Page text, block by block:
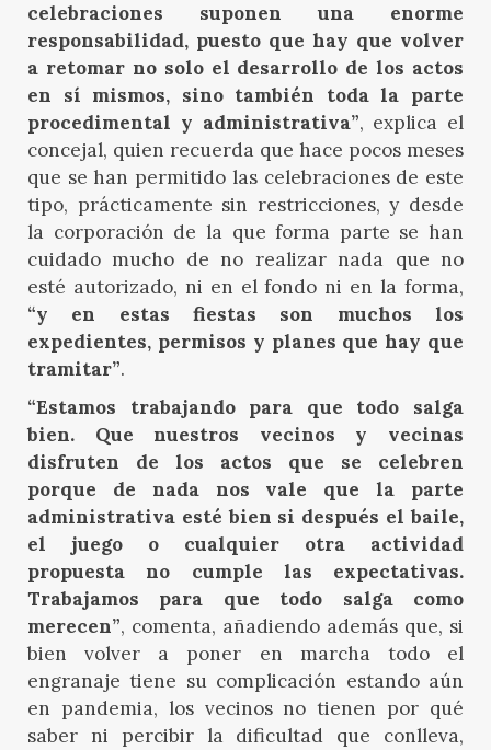
celebraciones suponen una enorme
responsabilidad, puesto que hay que volver
a retomar no solo el desarrollo de los actos
en sí mismos, sino también toda la parte
procedimental y administrativa”, explica el
concejal, quien recuerda que hace pocos meses
que se han permitido las celebraciones de este
tipo, prácticamente sin restricciones, y desde
la corporación de la que forma parte se han
cuidado mucho de no realizar nada que no
esté autorizado, ni en el fondo ni en la forma,
“y en estas fiestas son muchos los
expedientes, permisos y planes que hay que
tramitar”.
“Estamos trabajando para que todo salga
bien. Que nuestros vecinos y vecinas
disfruten de los actos que se celebren
porque de nada nos vale que la parte
administrativa esté bien si después el baile,
el juego o cualquier otra actividad
propuesta no cumple las expectativas.
Trabajamos para que todo salga como
merecen”, comenta, añadiendo además que, si
bien volver a poner en marcha todo el
engranaje tiene su complicación estando aún
en pandemia, los vecinos no tienen por qué
saber ni percibir la dificultad que conlleva,